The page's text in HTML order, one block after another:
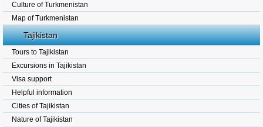
Culture of Turkmenistan
Map of Turkmenistan
Tajikistan
Tours to Tajikistan
Excursions in Tajikistan
Visa support
Helpful information
Cities of Tajikistan
Nature of Tajikistan